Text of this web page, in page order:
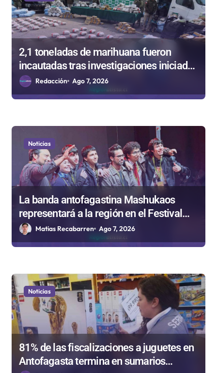
t
r
d
s
2,1 toneladas de marihuana fueron
incautadas tras investigaciones iniciadas
en Antofagasta
Redacción Ago 7, 2026
Noticias
La banda antofagastina Mashukaos
representará a la región en el Festival
Rockódromo de Valparaíso
Matias Recabarren Ago 7, 2026
Noticias
81% de las fiscalizaciones a juguetes en
Antofagasta termina en sumarios